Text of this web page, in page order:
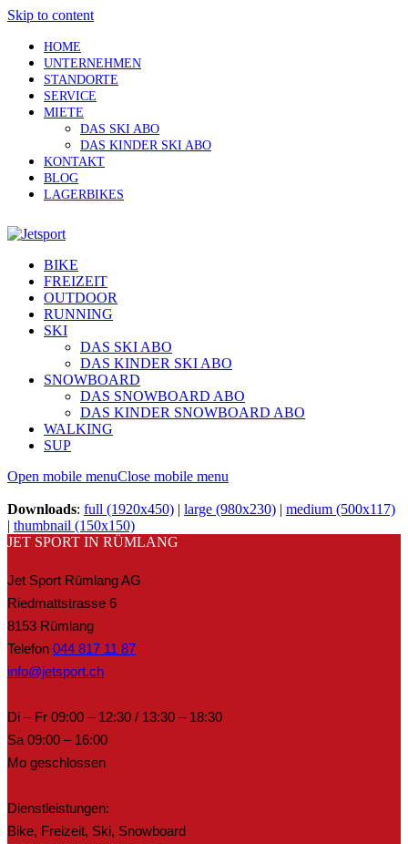
Skip to content
HOME
UNTERNEHMEN
STANDORTE
SERVICE
MIETE
DAS SKI ABO
DAS KINDER SKI ABO
KONTAKT
BLOG
LAGERBIKES
BIKE
FREIZEIT
OUTDOOR
RUNNING
SKI
DAS SKI ABO
DAS KINDER SKI ABO
SNOWBOARD
DAS SNOWBOARD ABO
DAS KINDER SNOWBOARD ABO
WALKING
SUP
Open mobile menuClose mobile menu
Downloads: full (1920x450) | large (980x230) | medium (500x117)
| thumbnail (150x150)
JET SPORT IN RÜMLANG
Jet Sport Rümlang AG
Riedmattstrasse 6
8153 Rümlang
Telefon 044 817 11 87
info@jetsport.ch
Di – Fr 09:00 – 12:30 / 13:30 – 18:30
Sa 09:00 – 16:00
Mo geschlossen
Dienstleistungen:
Bike, Freizeit, Ski, Snowboard